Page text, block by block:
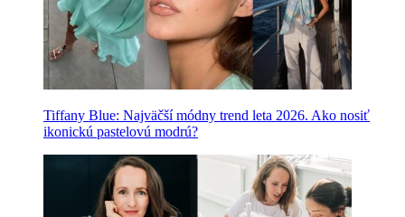
Tiffany Blue: Najväčší módny trend leta 2026. Ako nosiť
ikonickú pastelovú modrú?